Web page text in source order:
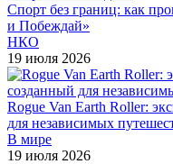
Спорт без границ: как
и Побеждай»
НКО
19 июля 2026
Rogue Van Earth Roller:
для независимых
В мире
19 июля 2026